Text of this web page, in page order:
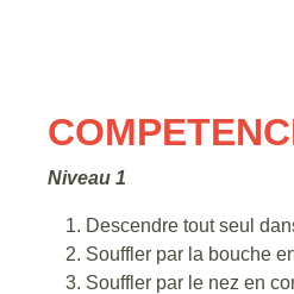
Niveau 1
Descendre tout seul
Souffler par la bouche
Souffler par le nez en